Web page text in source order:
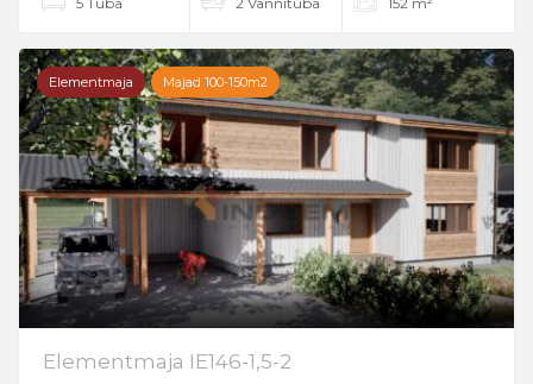
Elementmaja Majad 100-150m2
Elementmaja IE146-1,5-2